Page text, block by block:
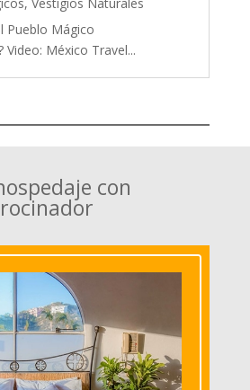
Pueblo Mágico
Video: México Travel...
con